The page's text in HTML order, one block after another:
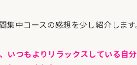
中コースの感想を少し紹介します
いつもよりリラックスしている自